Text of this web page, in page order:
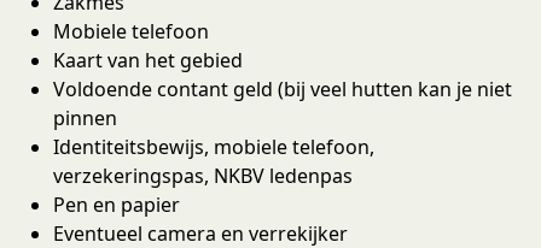
Mobiele telefoon
Kaart van het gebied
Voldoende contant geld (bij veel hutten kan je niet
pinnen
Identiteitsbewijs, mobiele telefoon,
verzekeringspas, NKBV ledenpas
Pen en papier
Eventueel camera en verrekijker